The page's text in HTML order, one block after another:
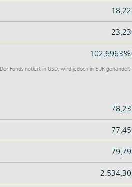
18,22
23,23
102,6963%
Der Fonds notiert in USD, wird jedoch in EUR gehandelt.
78,23
77,45
79,79
2.534,30